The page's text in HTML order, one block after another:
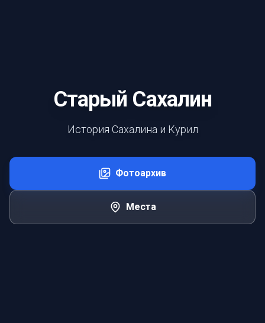
Старый Сахалин
История Сахалина и Курил
Фотоархив
Места